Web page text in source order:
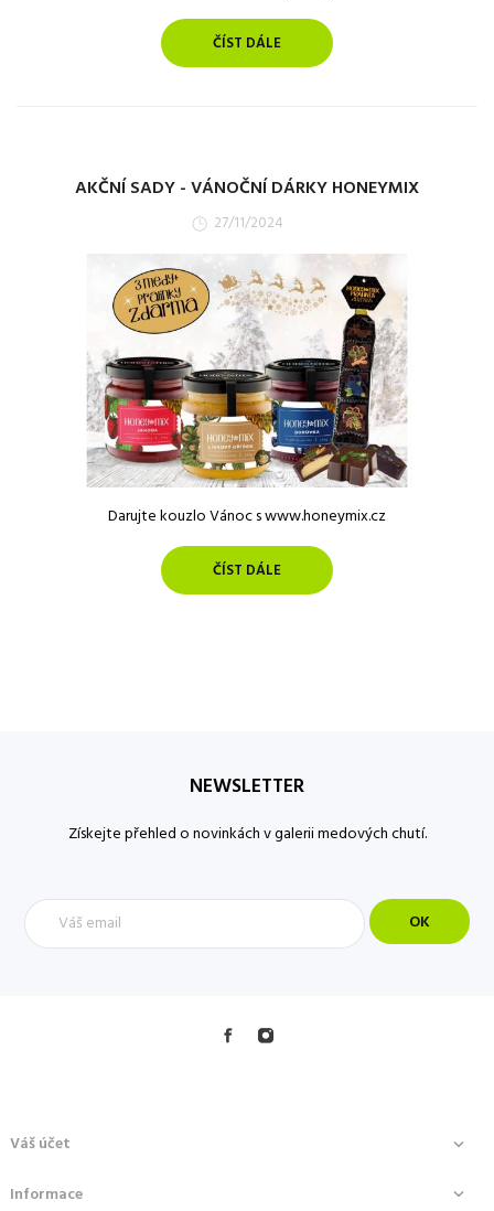
ČÍST DÁLE
AKČNÍ SADY - VÁNOČNÍ DÁRKY HONEYMIX
27/11/2024
Darujte kouzlo Vánoc s www.honeymix.cz
ČÍST DÁLE
NEWSLETTER
Získejte přehled o novinkách v galerii medových chutí.
Váš účet 
Informace 